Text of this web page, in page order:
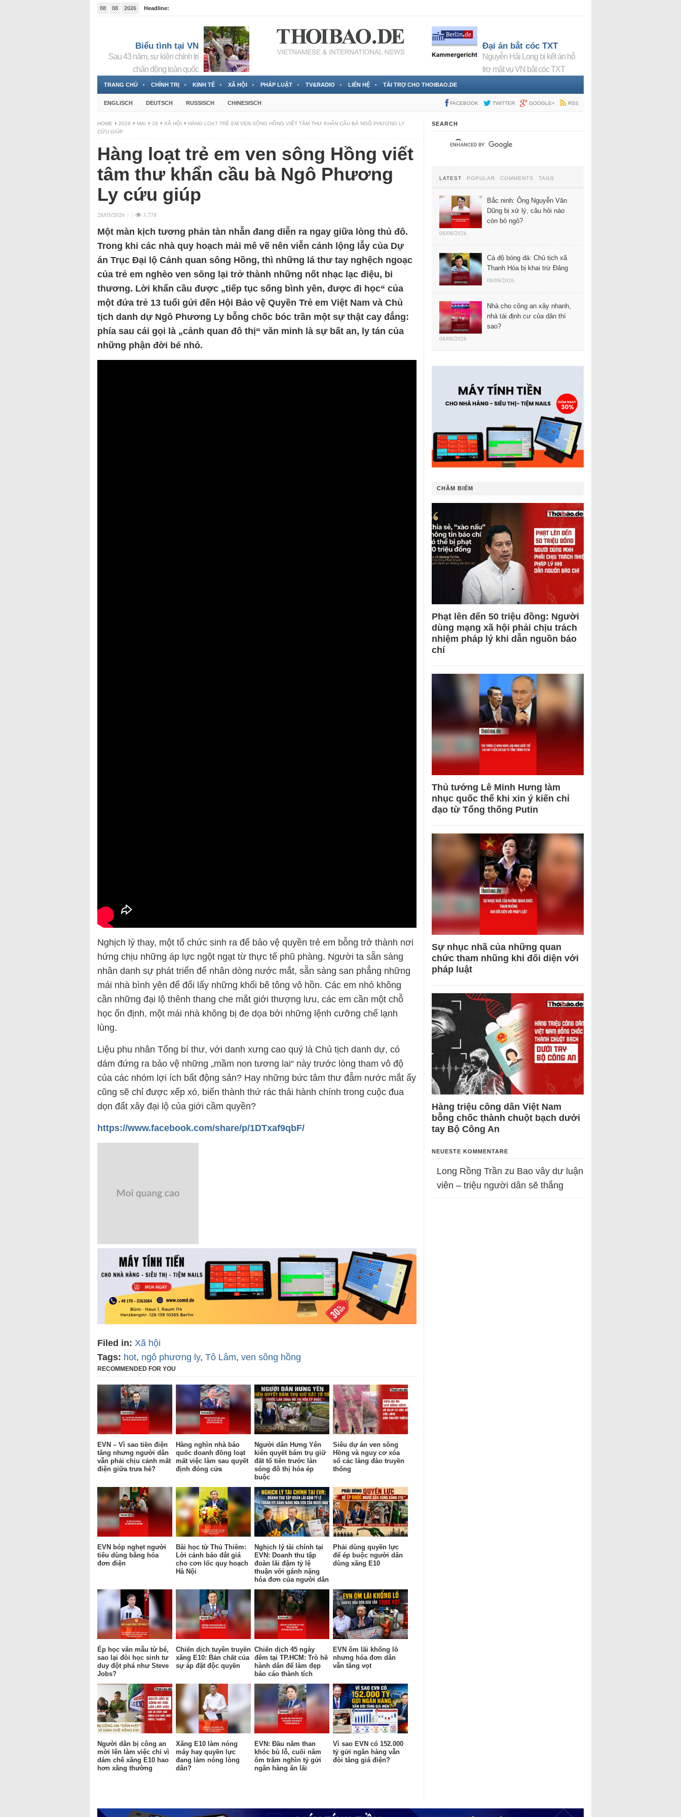
08 08 2026
Headline:
Biểu tình tại VN
Sau 43 năm, sự kiện chính trị
chấn động toàn quốc
Đại án bắt cóc TXT
Nguyễn Hải Long bị kết án hỗ
trợ mật vụ VN bắt cóc TXT
TRANG CHỦ CHÍNH TRỊ KINH TẾ XÃ HỘI PHÁP LUẬT TV&RADIO LIÊN HỆ TÀI TRỢ CHO THOIBAO.DE
ENGLISCH DEUTSCH RUSSISCH CHINESISCH FACEBOOK TWITTER GOOGLE+ RSS
HOME 2026 MAI 28 XÃ HỘI
HÀNG LOẠT TRẺ EM VEN SÔNG HỒNG VIẾT TÂM THƯ KHẨN CẦU BÀ NGÔ PHƯƠNG LY
CỨU GIÚP
Hàng loạt trẻ em ven sông Hồng viết
tâm thư khẩn cầu bà Ngô Phương
Ly cứu giúp
28/05/2026 | | 3.778
Một màn kịch tương phản tàn nhẫn đang diễn ra ngay giữa lòng thủ đô.
Trong khi các nhà quy hoạch mải mê vẽ nên viễn cảnh lộng lẫy của Dự
án Trục Đại lộ Cảnh quan sông Hồng, thì những lá thư tay nghệch ngoạc
của trẻ em nghèo ven sông lại trở thành những nốt nhạc lạc điệu, bi
thương. Lời khẩn cầu được „tiếp tục sống bình yên, được đi học“ của
một đứa trẻ 13 tuổi gửi đến Hội Bảo vệ Quyền Trẻ em Việt Nam và Chủ
tịch danh dự Ngô Phương Ly bỗng chốc bóc trần một sự thật cay đắng:
phía sau cái gọi là „cảnh quan đô thị“ văn minh là sự bất an, ly tán của
những phận đời bé nhỏ.
Nghịch lý thay, một tổ chức sinh ra để bảo vệ quyền trẻ em bỗng trở thành nơi
hứng chịu những áp lực ngột ngạt từ thực tế phũ phàng. Người ta sẵn sàng
nhân danh sự phát triển để nhân dòng nước mắt, sẵn sàng san phẳng những
mái nhà bình yên để đổi lấy những khối bê tông vô hồn. Các em nhỏ không
cần những đại lộ thênh thang che mắt giới thượng lưu, các em cần một chỗ
học ổn định, một mái nhà không bị đe dọa bởi những lệnh cưỡng chế lạnh
lùng.
Liệu phu nhân Tổng bí thư, với danh xưng cao quý là Chủ tịch danh dự, có
dám đứng ra bảo vệ những „mầm non tương lai“ này trước lòng tham vô độ
của các nhóm lợi ích bất động sản? Hay những bức tâm thư đẫm nước mắt ấy
cũng sẽ chỉ được xếp xó, biến thành thứ rác thải hành chính trong cuộc đua
dọn đất xây đại lộ của giới cầm quyền?
https://www.facebook.com/share/p/1DTxaf9qbF/
Filed in: Xã hội
Tags: hot, ngô phương ly, Tô Lâm, ven sông hồng
RECOMMENDED FOR YOU
EVN – Vì sao tiền điện
tăng nhưng người dân
vẫn phải chịu cảnh mất
điện giữa trưa hè?
Hàng nghìn nhà báo
quốc doanh đồng loạt
mất việc làm sau quyết
định đóng cửa
Người dân Hưng Yên
kiên quyết bám trụ giữ
đất tổ tiên trước làn
sóng đô thị hóa ép
buộc
Siêu dự án ven sông
Hồng và nguy cơ xóa
sổ các làng đào truyền
thống
EVN bóp nghẹt người
tiêu dùng bằng hóa
đơn điện
Bài học từ Thủ Thiêm:
Lời cảnh báo đắt giá
cho cơn lốc quy hoạch
Hà Nội
Nghịch lý tài chính tại
EVN: Doanh thu tập
đoàn lãi đậm tỷ lệ
thuận với gánh nặng
hóa đơn của người dân
Phải dùng quyền lực
để ép buộc người dân
dùng xăng E10
Ép học văn mẫu từ bé,
sao lại đòi học sinh tư
duy đột phá như Steve
Jobs?
Chiến dịch tuyên truyền
xăng E10: Bản chất của
sự áp đặt độc quyền
Chiến dịch 45 ngày
đêm tại TP.HCM: Trò hề
hành dân để làm đẹp
báo cáo thành tích
EVN ôm lãi khổng lồ
nhưng hóa đơn dân
vẫn tăng vọt
Người dân bị công an
mời lên làm việc chỉ vì
dám chê xăng E10 hao
hơn xăng thường
Xăng E10 làm nóng
máy hay quyền lực
đang làm nóng lòng
dân?
EVN: Đầu năm than
khóc bù lỗ, cuối năm
ôm trăm nghìn tỷ gửi
ngân hàng ăn lãi
Vì sao EVN có 152.000
tỷ gửi ngân hàng vẫn
đòi tăng giá điện?
SEARCH
LATEST POPULAR COMMENTS TAGS
Bắc ninh: Ông Nguyễn Văn
Dũng bị xử lý, câu hỏi nào
còn bỏ ngỏ?
08/08/2026
Cá độ bóng đá: Chủ tịch xã
Thanh Hóa bị khai trừ Đảng
08/08/2026
Nhà cho công an xây nhanh,
nhà tái định cư của dân thì
sao?
08/08/2026
CHÂM BIẾM
Phạt lên đến 50 triệu đồng: Người
dùng mạng xã hội phải chịu trách
nhiệm pháp lý khi dẫn nguồn báo
chí
Thủ tướng Lê Minh Hưng làm
nhục quốc thể khi xin ý kiến chỉ
đạo từ Tổng thống Putin
Sự nhục nhã của những quan
chức tham nhũng khi đối diện với
pháp luật
Hàng triệu công dân Việt Nam
bỗng chốc thành chuột bạch dưới
tay Bộ Công An
NEUESTE KOMMENTARE
Long Rồng Trần zu Bao vây dư luận
viên – triệu người dân sẽ thắng